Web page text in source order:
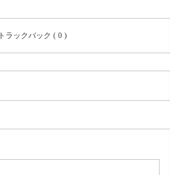
トラックバック ( 0 )